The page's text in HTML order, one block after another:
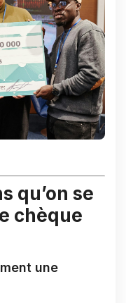
qu’on se
chèque
une